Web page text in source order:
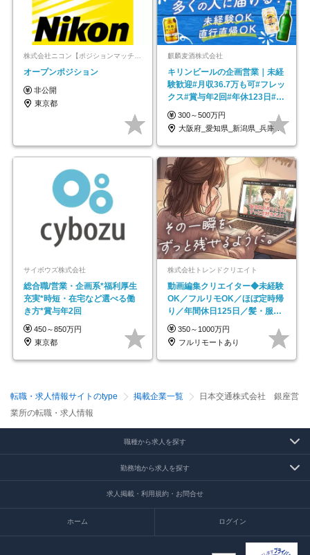
株式会社ニコン【ポジションマッチ登録】
オープンポジション
非公開
東京都
麒麟麦酒株式会社
キリンビールの企画営業｜未経
験歓迎#月収36.7万も可#フレッ
クス#賞与年2回#年休123日#完
全週休2日制
300～500万円
大阪府_愛知県_新潟県_兵庫県_福岡県
サイボウズ株式会社
総合職/営業・企画系*福利厚生
充実*時短・在宅など選べる働
き方*賞与年2回
450～850万円
東京都
株式会社トレンドクリエイト
動画編集クリエイター◆未経験
OK／フルリモOK／ほぼ定時帰
り／年間休日125日／髪・服・
ネイル自由／副業OK
350～1000万円
フルリモートあり
転職・求人情報サイトのtype 掲載企業一覧
日本交通株式会社 銀座営
業所の転職・求人情報
職種から求人を探す
勤務地から求人を探す
求人掲載・利用規約・お問合せ
ホーム ログイン